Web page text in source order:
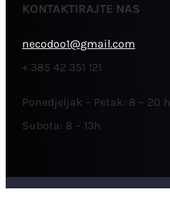
KONTAKTIRAJTE NAS
necodoo1@gmail.com
+ 385 42 351 121
Ponedjeljak – Petak: 8 – 20 h
Subota: 8 – 13h